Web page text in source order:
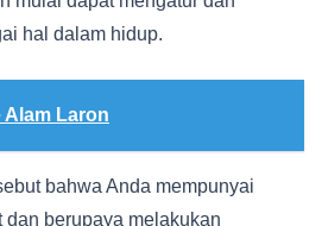
hal dalam hidup.
Alam Laron
bahwa Anda mempunyai
dan berupaya melakukan